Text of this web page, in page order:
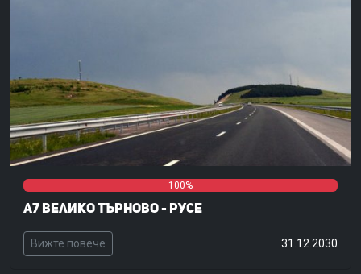
0%
0% 100%
А7 Велико Търново - Русе
Вижте повече 31.12.2030